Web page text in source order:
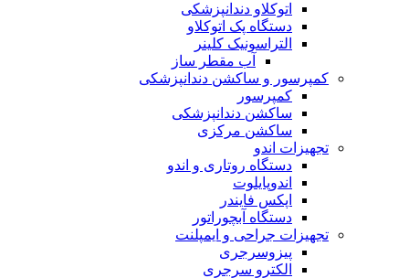
اتوکلاو دندانپزشکی
دستگاه پک اتوکلاو
التراسونیک کلینر
آب مقطر ساز
کمپرسور و ساکشن دندانپزشکی
کمپرسور
ساکشن دندانپزشکی
ساکشن مرکزی
تجهیزات اندو
دستگاه روتاری و اندو
اندوپایلوت
اپکس فایندر
دستگاه آبچوراتور
تجهیزات جراحی و ایمپلنت
پیزوسرجری
الکترو سرجری